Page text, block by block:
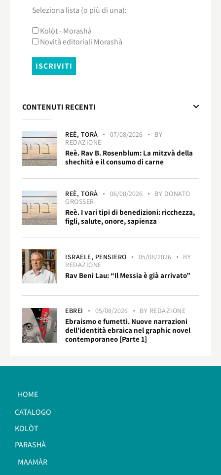
Seleziona lista (o più di una):
Kolòt - Morashà
Novità editoriali Morashà
CONTENUTI RECENTI
REÈ, TORÀ 07/08/2026
BY
REDAZIONE
Reè. Rav B. Rosenblum: La mitzvà della
shechità e il consumo di carne
REÈ, TORÀ 06/08/2026 BY DONATO
GROSSER
Reè. I vari tipi di benedizioni: ricchezza,
figli, salute, onore, sapienza
ISRAELE, PENSIERO 05/08/2026
BY
REDAZIONE
Rav Beni Lau: “Il Messia è già arrivato”
EBREI 05/08/2026 BY REDAZIONE
Ebraismo e fumetti. Nuove narrazioni
dell’identità ebraica nel graphic novel
contemporaneo [Parte 1]
HOME
CATALOGO
KOLÒT
PARASHÀ
MAAMÀR